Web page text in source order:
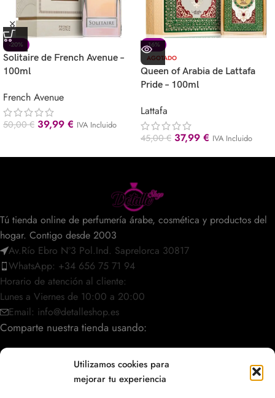
Utilizamos cookies para
mejorar tu experiencia
-20%
Solitaire de French Avenue –
100ml
French Avenue
50,00€ 39,99 € IVA Incluido
-16%
AGOTADO
Queen of Arabia de Lattafa
Pride – 100ml
Lattafa
45,00€ 37,99 € IVA Incluido
Tú tienda online de perfumería árabe, cosmética y productos del
hogar. Contigo desde 2003
Av.Río Ebro Nº3 Pol.Ind. Saprelorca 30817
WhatsApp: +34 656 75 71 94
Horario de atención al cliente:
Lunes a Viernes de 10:00 a 20:00
Email: info@detalleshop.es
Comparte nuestra tienda usando:
POLÍTICAS / INFORMACIÓN